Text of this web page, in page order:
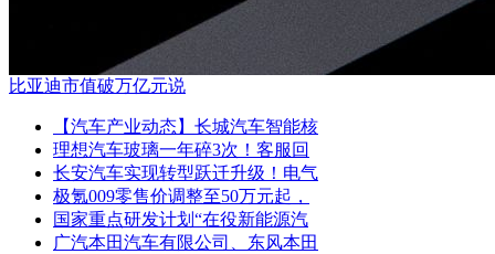
比亚迪市值破万亿元说
【汽车产业动态】长城汽车智能核
理想汽车玻璃一年碎3次！客服回
长安汽车实现转型跃迁升级！电气
极氪009零售价调整至50万元起，
国家重点研发计划“在役新能源汽
广汽本田汽车有限公司、东风本田